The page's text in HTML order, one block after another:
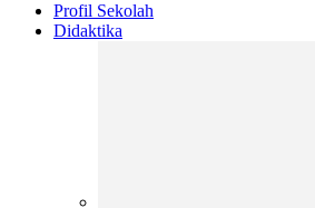
Profil Sekolah
Didaktika